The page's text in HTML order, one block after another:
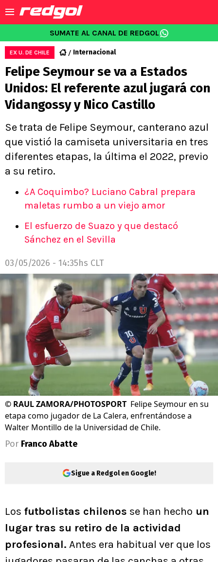
SUMATE AL CANAL DE REDGOL
EX U. DE CHILE Internacional
Felipe Seymour se va a Estados
Unidos: El referente azul jugará con
Vidangossy y Nico Castillo
Se trata de Felipe Seymour, canterano azul
que vistió la camiseta universitaria en tres
diferentes etapas, la última el 2022, previo
a su retiro.
¿A Coquimbo? Luciano Cabral prepara
maletas rumbo a un viejo amor
El esfuerzo de Suazo y que destacó
Sánchez en el Sevilla
03/05/2026 - 14:35hs CLT
© RAUL ZAMORA/PHOTOSPORT Felipe Seymour en su
etapa como jugador de La Calera, enfrentándose a
Walter Montillo de la Universidad de Chile.
Por Franco Abatte
Sigue a Redgol en Google!
Los futbolistas chilenos se han hecho un
lugar tras su retiro de la actividad
profesional. Antes era habitual ver que los